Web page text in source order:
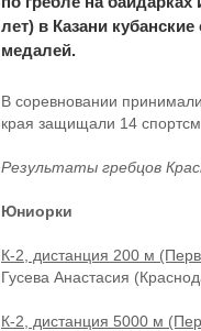
лет) в Казани
медалей.
В соревновании
края защищали 14
Результаты гребцов
Юниорки
К-2, дистанция 200 м
Гусева Анастасия
К-2, дистанция 5000 м